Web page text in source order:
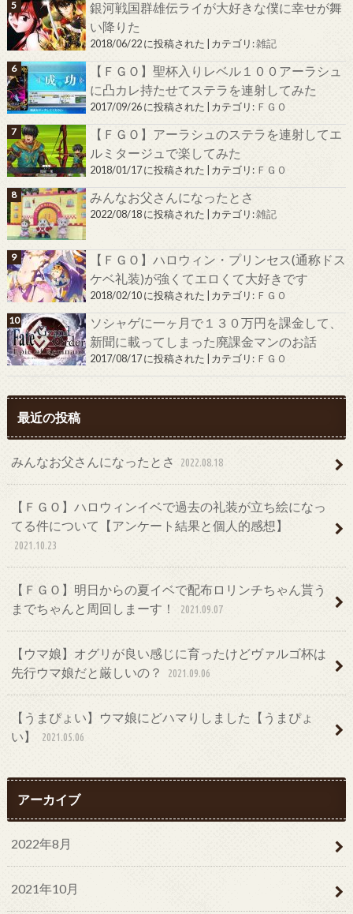
銀河戦国群雄伝ライが大好きな僕に幸せが舞
い降りた
2018/06/22 に投稿された カテゴリ:雑記
【ＦＧＯ】聖杯入りレベル１００アーラシュ
に凸カレ持たせてステラを連射してみた
2017/09/26 に投稿された カテゴリ: ＦＧＯ
【ＦＧＯ】アーラシュのステラを連射してエ
ルミタージュで楽してみた
2018/01/17 に投稿された カテゴリ: ＦＧＯ
みんなお父さんになったとさ
2022/08/18 に投稿された カテゴリ:雑記
【ＦＧＯ】ハロウィン・プリンセス(通称ドス
ケベ礼装)が強くてエロくて大好きです
2018/02/10 に投稿された カテゴリ: ＦＧＯ
ソシャゲに一ヶ月で１３０万円を課金して、
新聞に載ってしまった廃課金マンのお話
2017/08/17 に投稿された カテゴリ: ＦＧＯ
最近の投稿
みんなお父さんになったとさ 2022.08.18
【ＦＧＯ】ハロウィンイベで過去の礼装が立ち絵になっ
てる件について【アンケート結果と個人的感想】
2021.10.23
【ＦＧＯ】明日からの夏イベで配布ロリンチちゃん貰う
までちゃんと周回しまーす！
2021.09.07
【ウマ娘】オグリが良い感じに育ったけどヴァルゴ杯は
先行ウマ娘だと厳しいの？
2021.09.06
【うまぴょい】ウマ娘にどハマりしました【うまぴょ
い】
2021.05.06
アーカイブ
2022年8月
2021年10月